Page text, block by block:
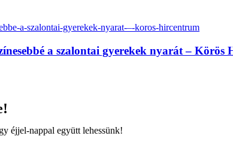
a szalontai gyerekek nyarát – Körös
éjjel-nappal együtt lehessünk!